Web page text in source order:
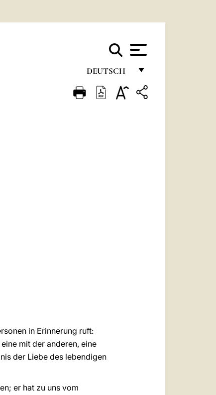
DEUTSCH
FRANÇAIS
in Erinnerung ruft:
mit der anderen, eine
der Liebe des lebendigen
er hat zu uns vom